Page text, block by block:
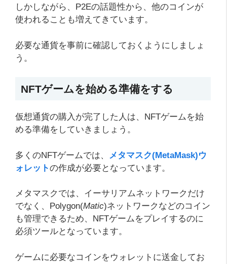
しかしながら、P2Eの話題性から、他のコインが
使われることも増えてきています。
必要な通貨を事前に確認しておくようにしましょ
う。
NFTゲームを始める準備をする
仮想通貨の購入が完了した人は、NFTゲームを始
める準備をしていきましょう。
多くのNFTゲームでは、
メタマスク(MetaMask)ウ
ォレットの作成が必要となっています。
メタマスクでは、イーサリアムネットワークだけ
でなく、Polygon(Matic)ネットワークなどのコイン
も管理できるため、NFTゲームをプレイするのに
必須ツールとなっています。
ゲームに必要なコインをウォレットに送金してお